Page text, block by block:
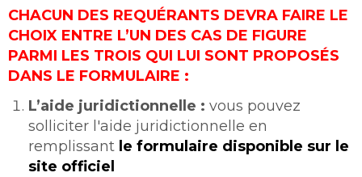
CHACUN DES REQUÉRANTS DEVRA FAIRE LE
CHOIX ENTRE L’UN DES CAS DE FIGURE
PARMI LES TROIS QUI LUI SONT PROPOSÉS
DANS LE FORMULAIRE :
L’aide juridictionnelle : vous pouvez
solliciter l'aide juridictionnelle en
remplissant le formulaire disponible sur le
site officiel